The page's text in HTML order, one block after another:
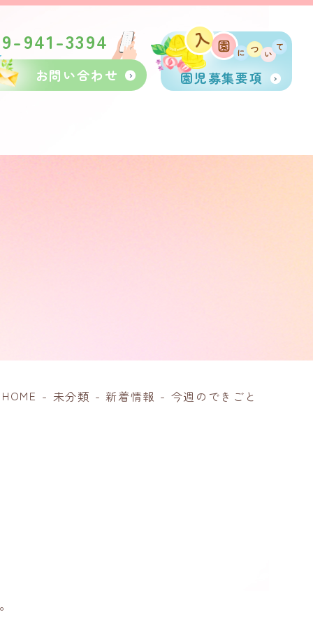
941-3394
お問い合わせ 園児募集要項
HOME - 未分類 - 新着情報 - 今週のできごと